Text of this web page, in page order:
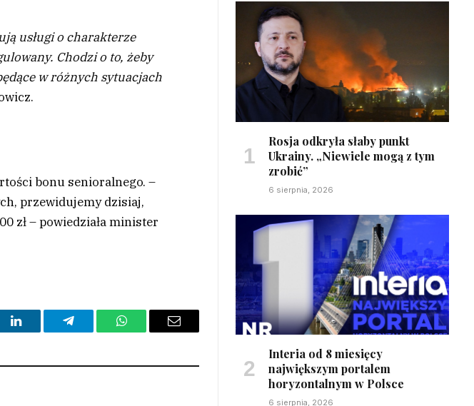
usługi o charakterze
Chodzi o to, żeby
w różnych sytuacjach
bonu senioralnego.–
przewidujemy dzisiaj,
zł –powiedziała minister
LinkedIn Telegram WhatsAppEmail
Rosja odkryła słaby punkt
Ukrainy. „Niewiele mogą z tym
zrobić”
6 sierpnia, 2026
Interia od 8 miesięcy
największym portalem
horyzontalnym w Polsce
6 sierpnia, 2026